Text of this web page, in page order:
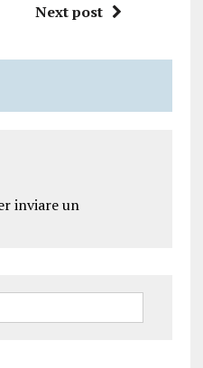
Next post
inviare un